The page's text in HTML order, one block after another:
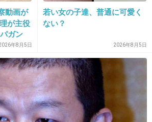
に見せる権限は親にある
差別するな、くだらねぇ
-6
多かったけど、仕事しながら
んの横で吸うとかはないなぁ
動画が
が主役
ガン
年8月5日
若い女の子達、普通に可愛く
ない？
2026年8月5日